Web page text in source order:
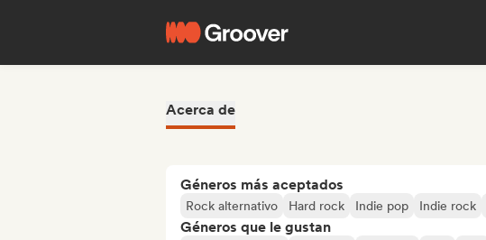
Acerca de
Géneros más aceptados
Rock alternativo Hard rock Indie pop Indie rock
Géneros que le gustan